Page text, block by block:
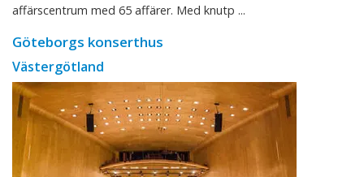
affärscentrum med 65 affärer. Med knutp ...
Göteborgs konserthus
Västergötland